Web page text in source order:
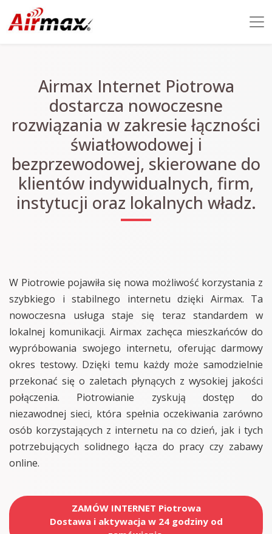
Airmax Internet Piotrowa
dostarcza nowoczesne
rozwiązania w zakresie łączności
światłowodowej i
bezprzewodowej, skierowane do
klientów indywidualnych, firm,
instytucji oraz lokalnych władz.
W Piotrowie pojawiła się nowa możliwość korzystania z
szybkiego i stabilnego internetu dzięki Airmax. Ta
nowoczesna usługa staje się teraz standardem w
lokalnej komunikacji. Airmax zachęca mieszkańców do
wypróbowania swojego internetu, oferując darmowy
okres testowy. Dzięki temu każdy może samodzielnie
przekonać się o zaletach płynących z wysokiej jakości
połączenia. Piotrowianie zyskują dostęp do
niezawodnej sieci, która spełnia oczekiwania zarówno
osób korzystających z internetu na co dzień, jak i tych
potrzebujących solidnego łącza do pracy czy zabawy
online.
ZAMÓW INTERNET Piotrowa
Dostawa i aktywacja w 24 godziny od